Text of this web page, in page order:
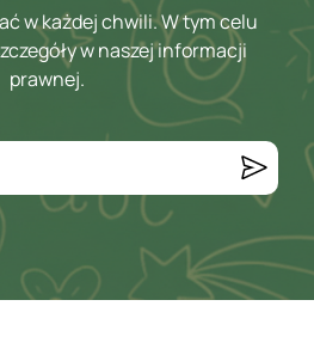
w każdej chwili. W tym celu
w naszej informacji
prawnej.